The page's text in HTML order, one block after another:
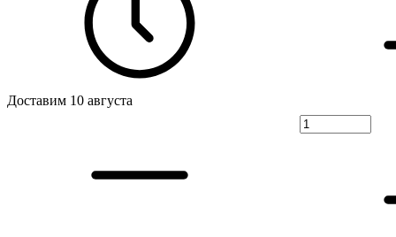
Доставим 10 августа